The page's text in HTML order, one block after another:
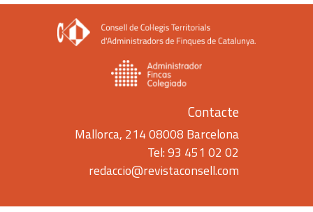
Contacte
Mallorca, 214 08008 Barcelona
Tel: 93 451 02 02
redaccio@revistaconsell.com